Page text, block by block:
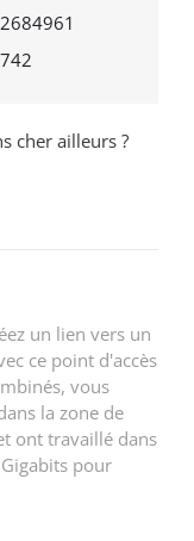
cher ailleurs ?
un lien vers un
ce point d'accès
vous
la zone de
ont travaillé dans
pour